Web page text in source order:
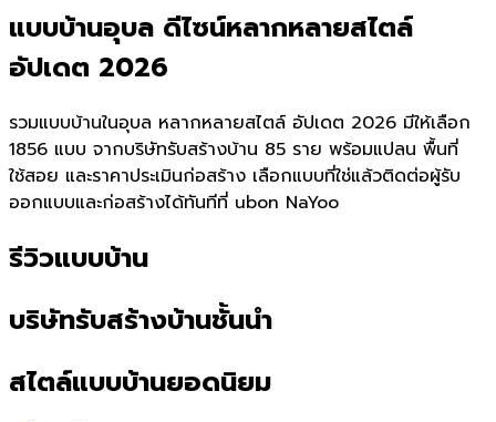
แบบบ้านอุบล ดีไซน์หลากหลายสไตล์
อัปเดต 2026
รวมแบบบ้านในอุบล หลากหลายสไตล์ อัปเดต 2026 มีให้เลือก
1856 แบบ จากบริษัทรับสร้างบ้าน 85 ราย พร้อมแปลน พื้นที่
ใช้สอย และราคาประเมินก่อสร้าง เลือกแบบที่ใช่แล้วติดต่อผู้รับ
ออกแบบและก่อสร้างได้ทันทีที่ ubon NaYoo
รีวิวแบบบ้าน
บริษัทรับสร้างบ้านชั้นนำ
สไตล์แบบบ้านยอดนิยม